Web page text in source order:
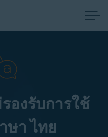
องรับการใช้
ษา ไทย